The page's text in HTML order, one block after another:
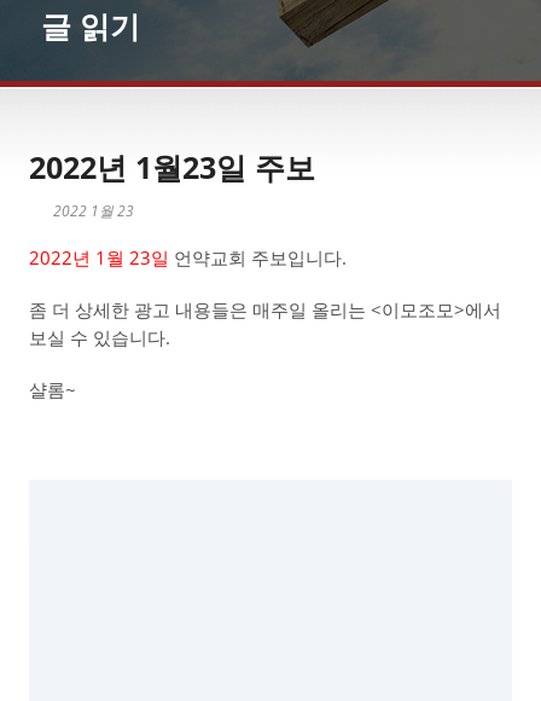
글 읽기
2022년 1월23일 주보
2022 1월 23
2022년 1월 23일 언약교회 주보입니다.
좀 더 상세한 광고 내용들은 매주일 올리는 <이모조모>에서
보실 수 있습니다.
샬롬~